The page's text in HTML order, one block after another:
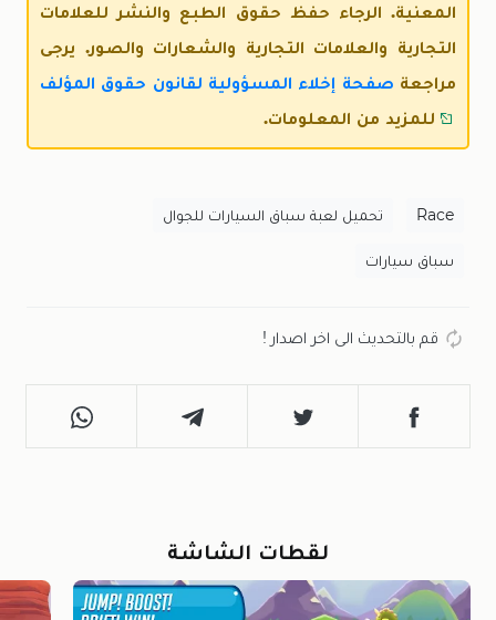
المعنية. الرجاء حفظ حقوق الطبع والنشر للعلامات
التجارية والعلامات التجارية والشعارات والصور. يرجى
مراجعة صفحة إخلاء المسؤولية لقانون حقوق المؤلف
للمزيد من المعلومات.
Race تحميل لعبة سباق السيارات للجوال
سباق سيارات
قم بالتحديث الى اخر اصدار !
لقطات الشاشة